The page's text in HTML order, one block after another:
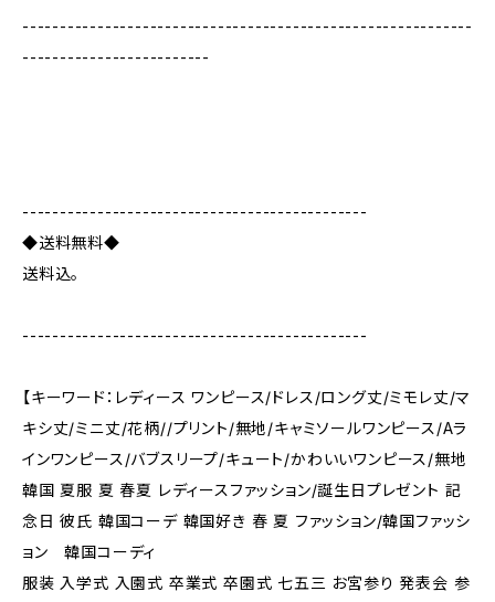
------------------------------------------------------------
-------------------------
----------------------------------------------
◆送料無料◆
送料込。
----------------------------------------------
【キーワード：レディース ワンピース/ドレス/ロング丈/ミモレ丈/マ
キシ丈/ミニ丈/花柄//プリント/無地/キャミソールワンピース/Aラ
インワンピース/バブスリープ/キュート/かわいいワンピース/無地
韓国 夏服 夏 春夏 レディースファッション/誕生日プレゼント 記
念日 彼氏 韓国コーデ 韓国好き 春 夏 ファッション/韓国ファッシ
ョン 韓国コーディ
服装 入学式 入園式 卒業式 卒園式 七五三 お宮参り 発表会 参